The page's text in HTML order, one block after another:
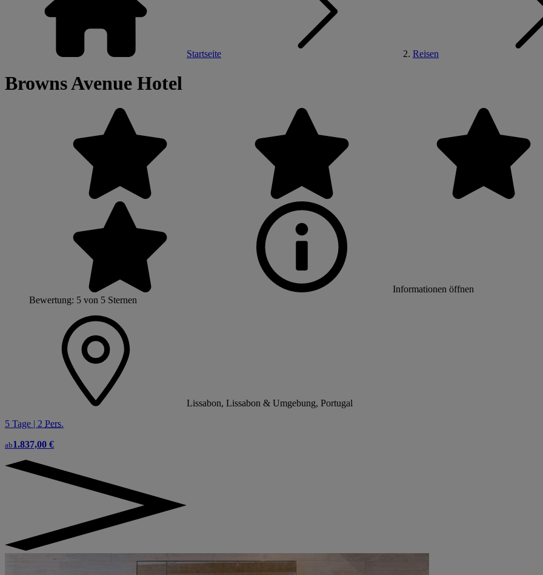
Startseite Reisen
Browns Avenue Hotel
Informationen öffnen
Bewertung: 5 von 5 Sternen
Lissabon, Lissabon & Umgebung, Portugal
5 Tage | 2 Pers.
ab1.837,00 €